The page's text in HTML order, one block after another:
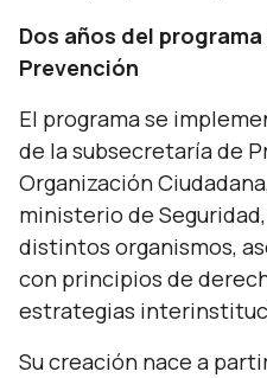
Dos años del
Prevención
El programa se
de la subsecretaría de
Organización
ministerio de
distintos organismos,
con principios de
estrategias
Su creación nace a